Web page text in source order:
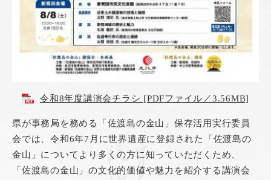
令和8年度講演会チラシ [PDFファイル／3.56MB]
県が事務局を務める「佐渡島の金山」保存活用実行委員
会では、令和6年7月に世界遺産に登録された「佐渡島の
金山」についてより多くの方に知っていただくため、
「佐渡島の金山」の文化的価値や魅力を紹介する講演会